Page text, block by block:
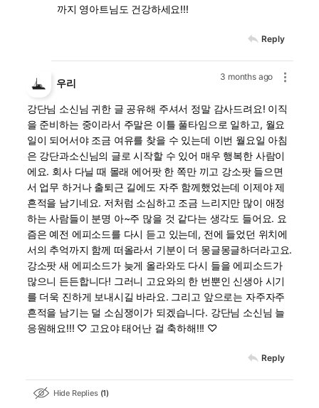
까지 영아트님도 건강하세요!!!
Reply
3 months ago
우리
강단님 소신님 귀한 글 공유해 주셔서 정말 감사드려요! 이직
을 준비하는 중이라서 주말은 이틀 풀타임으로 일하고, 월요
일이 되어서야 조금 여유를 찾을 수 있는데 이번 월요일 아침
은 강단과소신님의 글로 시작할 수 있어 매우 행복한 사람이
에요. 회사 다닐 때 몰래 에어팟 한 쪽만 끼고 강소팟 들으면
서 업무 하거나 출퇴근 길에도 자주 함께했었는데 이제야 제
흔적을 남기네요. 저처럼 소심하고 조금 느리지만 많이 애정
하는 사람들이 분명 아~주 많을 것 같다는 생각도 들어요. 요
즘은 예전 에피소드를 다시 듣고 있는데, 전에 들었던 위치에
서의 추억까지 함께 떠올라서 기분이 더 몽글몽글하더라고요.
강소팟 새 에피소드가 늦게 올라와도 다시 들을 에피소드가
많으니 든든합니다! 그러니 고요와의 한 번뿐인 신생아 시기
를 더욱 진하게 보내시길 바라요. 그리고 앞으로는 자주자주
흔적을 남기는 덜 소심쟁이가 되겠습니다. 강단님 소신님 늘
응원해요!!! ♡ 고요야 태어난 걸 축하해!!! ♡
Reply
Hide Replies 1